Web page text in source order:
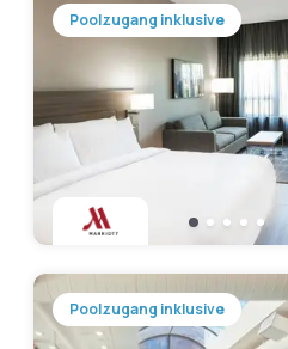
Poolzugang inklusive
Poolzugang inklusive